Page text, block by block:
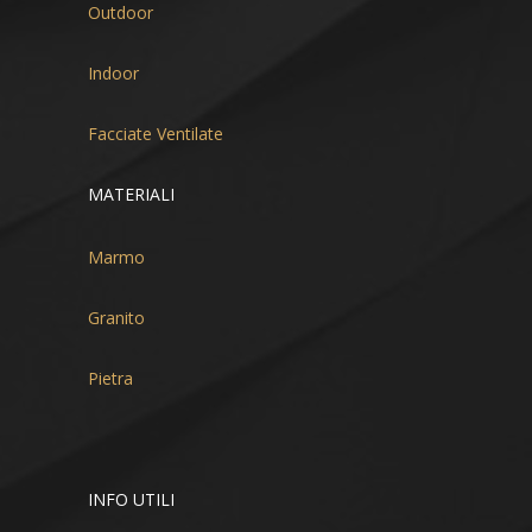
Outdoor
Indoor
Facciate Ventilate
MATERIALI
Marmo
Granito
Pietra
INFO UTILI